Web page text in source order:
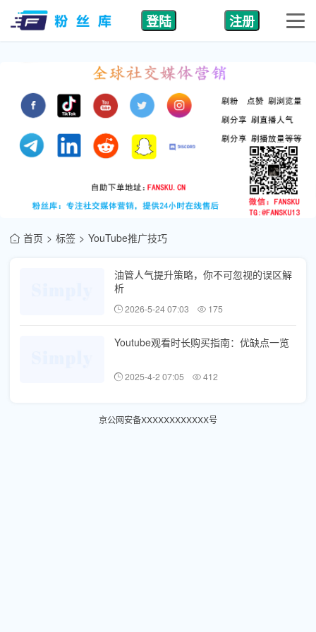
登陆 注册
首页 标签 YouTube推广技巧
油管人气提升策略，你不可忽视的误区解
析
2026-5-24 07:03 175
Youtube观看时长购买指南：优缺点一览
2025-4-2 07:05 412
京公网安备XXXXXXXXXXXX号